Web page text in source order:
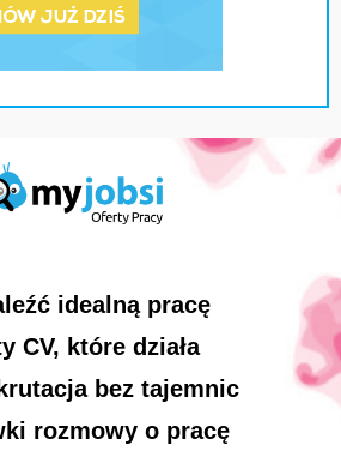
idealną pracę
CV, które działa
bez tajemnic
rozmowy o pracę